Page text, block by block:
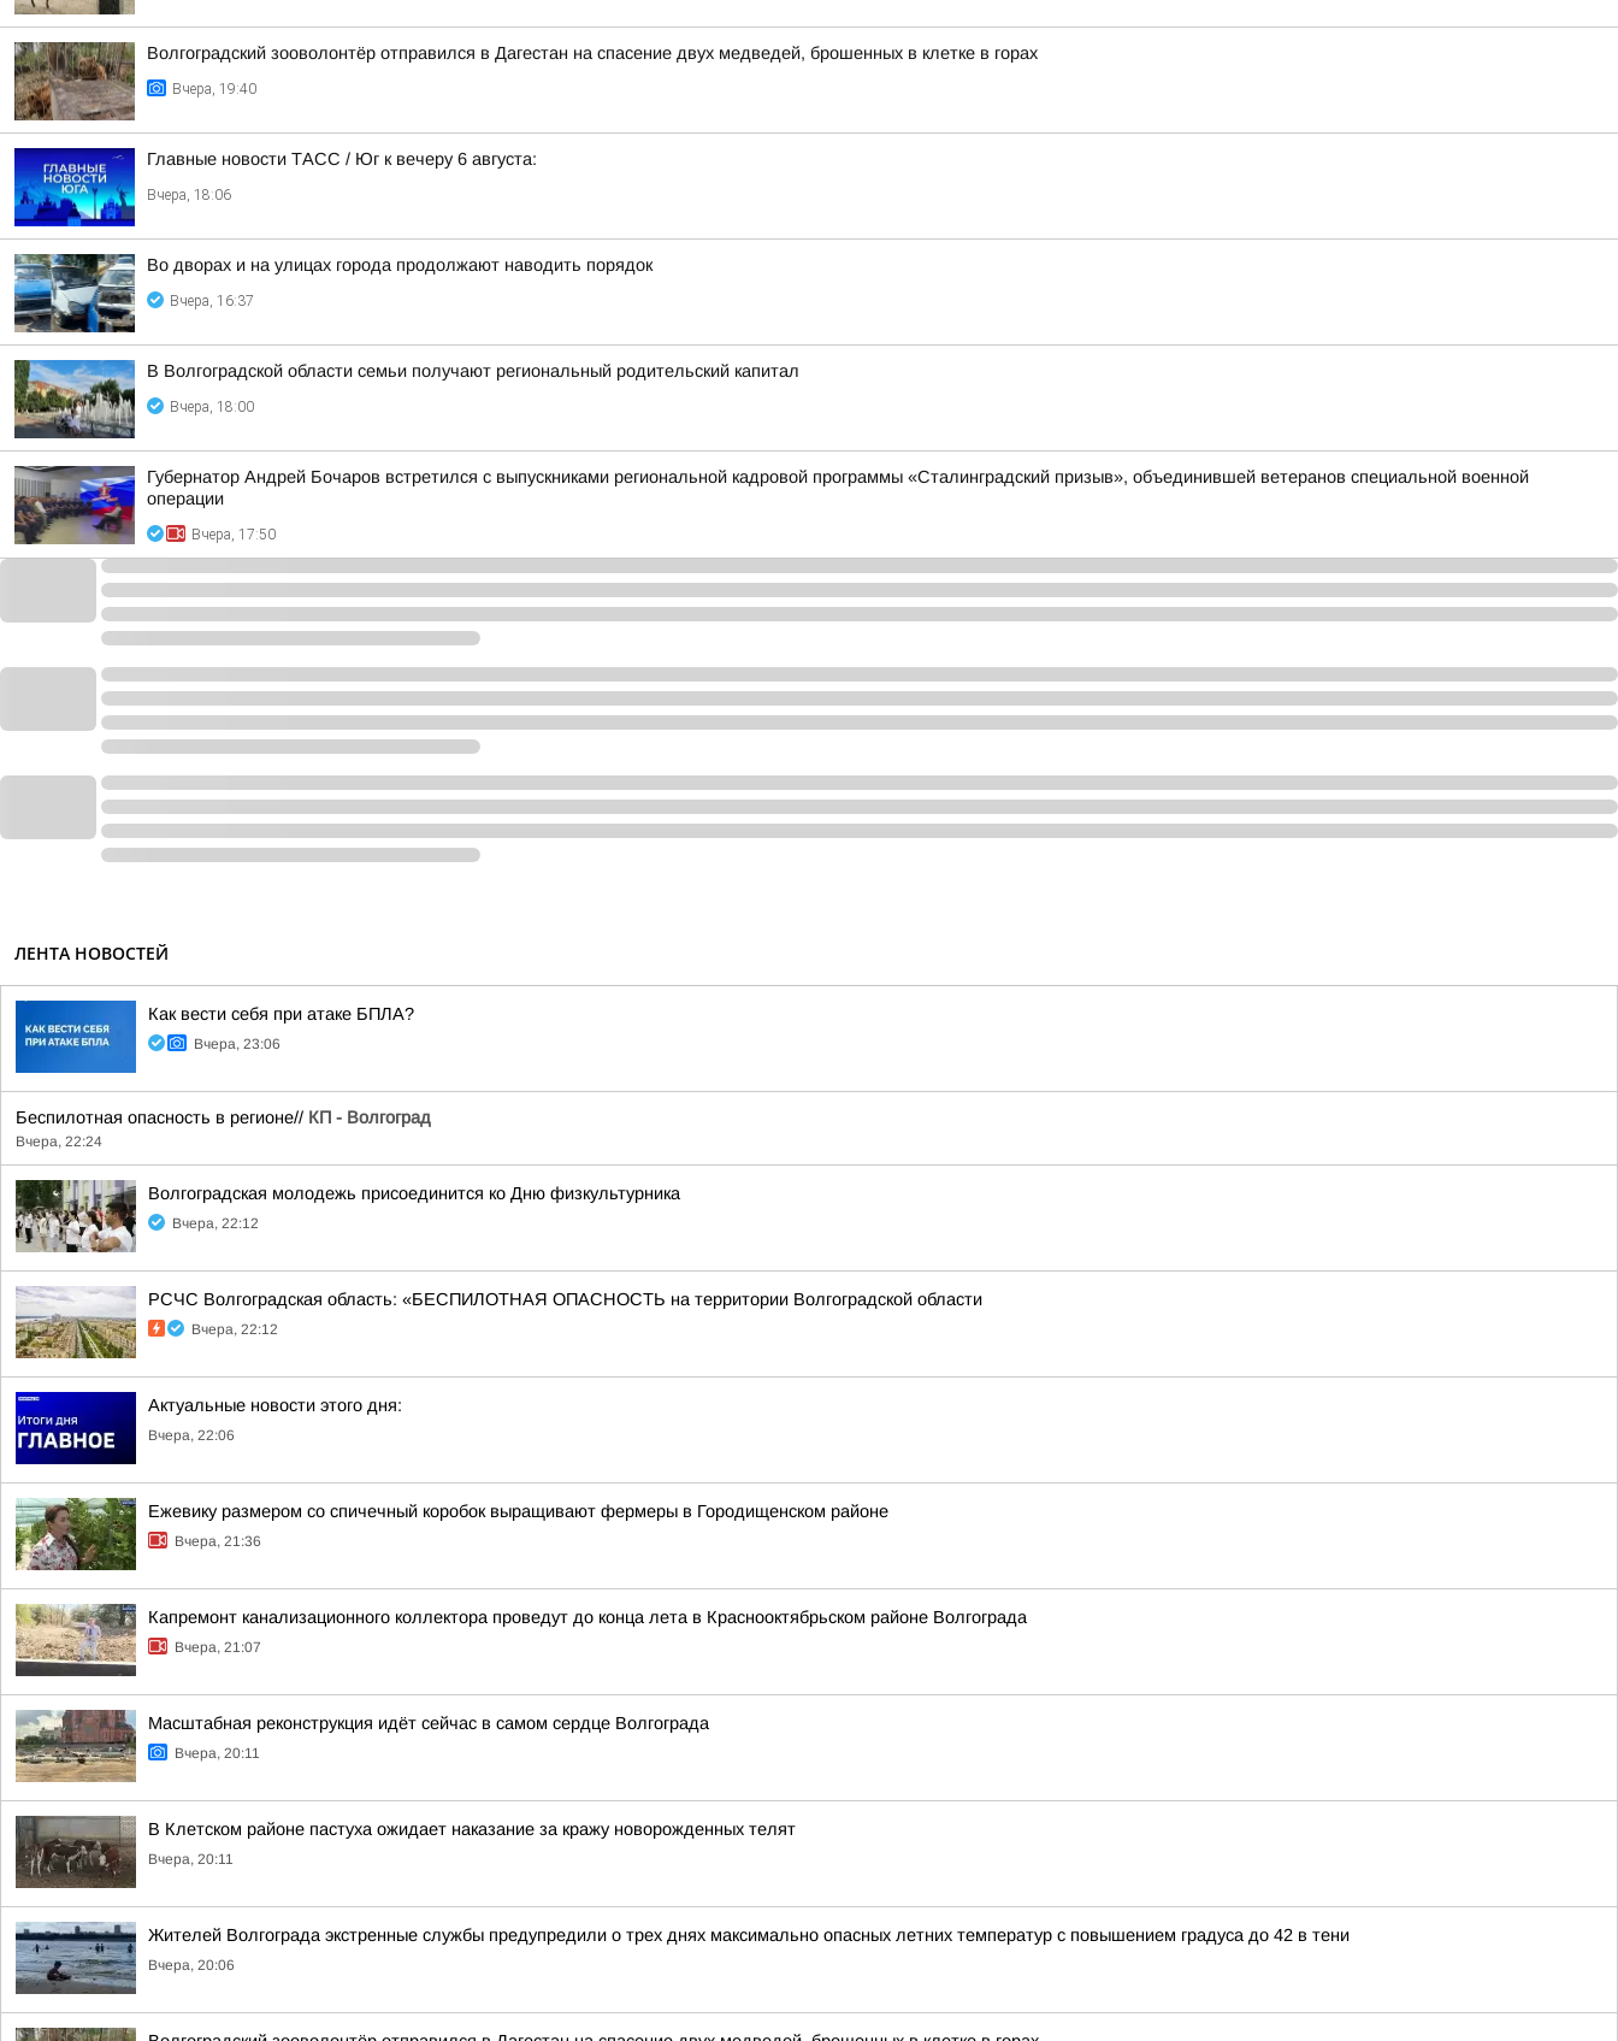
Волгоградский зооволонтёр отправился в Дагестан на спасение двух медведей, брошенных в клетке в горах
Вчера, 19:40
Главные новости ТАСС / Юг к вечеру 6 августа:
Вчера, 18:06
Во дворах и на улицах города продолжают наводить порядок
Вчера, 16:37
В Волгоградской области семьи получают региональный родительский капитал
Вчера, 18:00
Губернатор Андрей Бочаров встретился с выпускниками региональной кадровой программы «Сталинградский призыв», объединившей ветеранов специальной военной
операции
Вчера, 17:50
ЛЕНТА НОВОСТЕЙ
Как вести себя при атаке БПЛА?
Вчера, 23:06
Беспилотная опасность в регионе// КП - Волгоград
Вчера, 22:24
Волгоградская молодежь присоединится ко Дню физкультурника
Вчера, 22:12
РСЧС Волгоградская область: «БЕСПИЛОТНАЯ ОПАСНОСТЬ на территории Волгоградской области
Вчера, 22:12
Актуальные новости этого дня:
Вчера, 22:06
Ежевику размером со спичечный коробок выращивают фермеры в Городищенском районе
Вчера, 21:36
Капремонт канализационного коллектора проведут до конца лета в Краснооктябрьском районе Волгограда
Вчера, 21:07
Масштабная реконструкция идёт сейчас в самом сердце Волгограда
Вчера, 20:11
В Клетском районе пастуха ожидает наказание за кражу новорожденных телят
Вчера, 20:11
Жителей Волгограда экстренные службы предупредили о трех днях максимально опасных летних температур с повышением градуса до 42 в тени
Вчера, 20:06